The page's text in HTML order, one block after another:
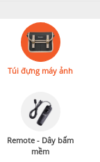
Túi đựng máy ảnh
Remote - Dây bấm
mềm